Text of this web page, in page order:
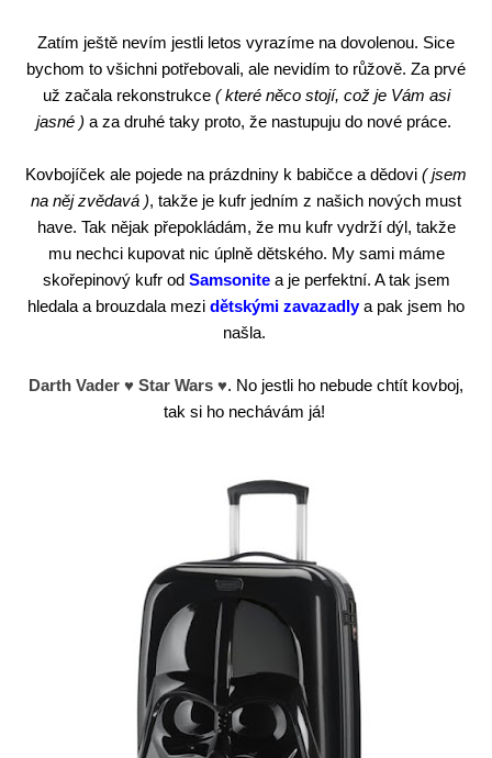
Zatím ještě nevím jestli letos vyrazíme na dovolenou. Sice
bychom to všichni potřebovali, ale nevidím to růžově. Za prvé
už začala rekonstrukce ( které něco stojí, což je Vám asi
jasné ) a za druhé taky proto, že nastupuju do nové práce.
Kovbojíček ale pojede na prázdniny k babičce a dědovi ( jsem
na něj zvědavá ), takže je kufr jedním z našich nových must
have. Tak nějak přepokládám, že mu kufr vydrží dýl, takže
mu nechci kupovat nic úplně dětského. My sami máme
skořepinový kufr od Samsonite a je perfektní. A tak jsem
hledala a brouzdala mezi dětskými zavazadly a pak jsem ho
našla.
Darth Vader ♥ Star Wars ♥. No jestli ho nebude chtít kovboj,
tak si ho nechávám já!